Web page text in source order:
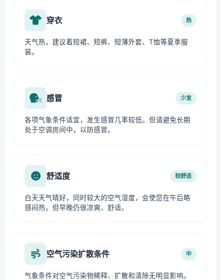
穿衣 热
天气热，建议着短裙、短裤、短薄外套、T恤等夏季服
装。
感冒 少发
各项气象条件适宜，发生感冒几率较低。但请避免长期
处于空调房间中，以防感冒。
舒适度 较舒适
白天天气晴好，同时较大的空气湿度，会使您在午后略
感闷热，但早晚仍很凉爽、舒适。
空气污染扩散条件 中
气象条件对空气污染物稀释、扩散和清除无明显影响。